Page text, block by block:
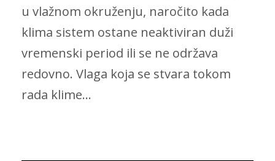
u vlažnom okruženju, naročito kada
klima sistem ostane neaktiviran duži
vremenski period ili se ne održava
redovno. Vlaga koja se stvara tokom
rada klime...